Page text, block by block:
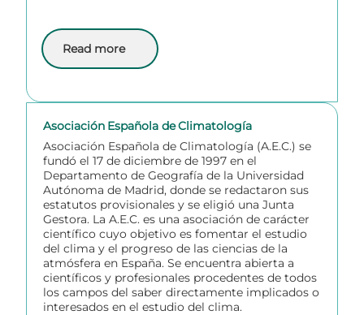
Read more
about Plan estratégico estatal español del
Asociación Española de Climatología
Asociación Española de Climatología (A.E.C.) se
fundó el 17 de diciembre de 1997 en el
Departamento de Geografía de la Universidad
Autónoma de Madrid, donde se redactaron sus
estatutos provisionales y se eligió una Junta
Gestora. La A.E.C. es una asociación de carácter
científico cuyo objetivo es fomentar el estudio
del clima y el progreso de las ciencias de la
atmósfera en España. Se encuentra abierta a
científicos y profesionales procedentes de todos
los campos del saber directamente implicados o
interesados en el estudio del clima.